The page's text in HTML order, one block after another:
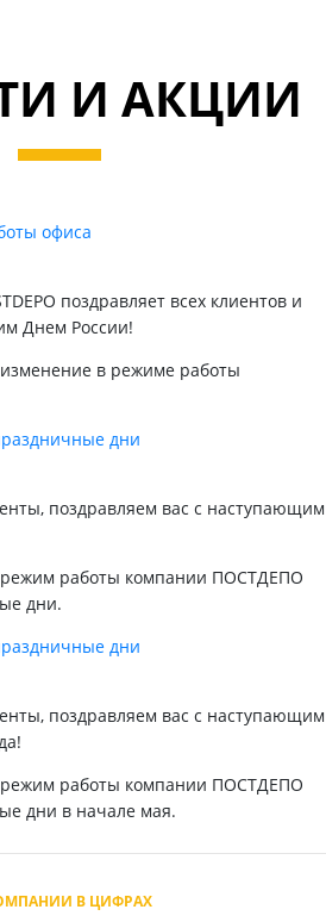
И АКЦИИ
офиса
поздравляет всех клиентов и
Днем России!
в режиме работы
дни
поздравляем вас с наступающим
работы компании ПОСТДЕПО
дни.
дни
поздравляем вас с наступающим
работы компании ПОСТДЕПО
дни в начале мая.
В ЦИФРАХ